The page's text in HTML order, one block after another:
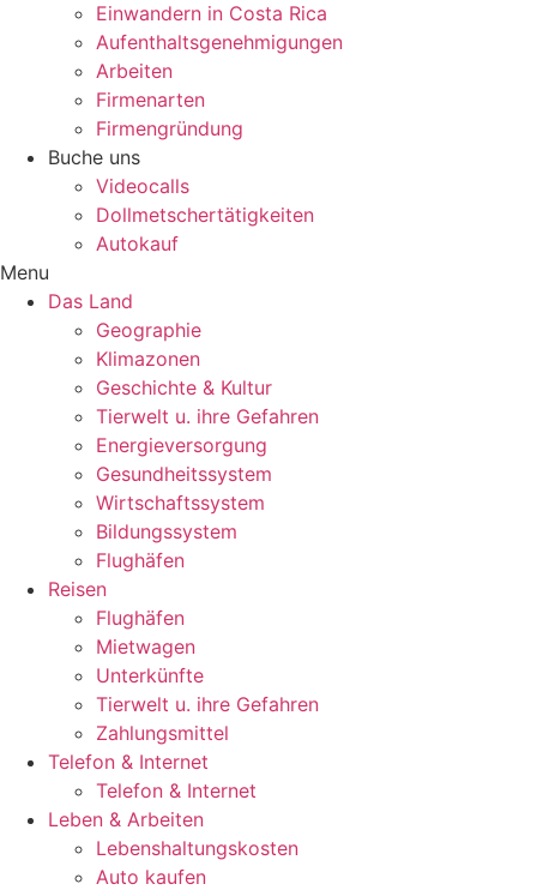
Einwandern in Costa Rica
Aufenthaltsgenehmigungen
Arbeiten
Firmenarten
Firmengründung
Buche uns
Videocalls
Dollmetschertätigkeiten
Autokauf
Menu
Das Land
Geographie
Klimazonen
Geschichte & Kultur
Tierwelt u. ihre Gefahren
Energieversorgung
Gesundheitssystem
Wirtschaftssystem
Bildungssystem
Flughäfen
Reisen
Flughäfen
Mietwagen
Unterkünfte
Tierwelt u. ihre Gefahren
Zahlungsmittel
Telefon & Internet
Telefon & Internet
Leben & Arbeiten
Lebenshaltungskosten
Auto kaufen